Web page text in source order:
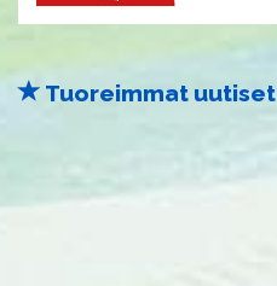
Tuoreimmat uutiset